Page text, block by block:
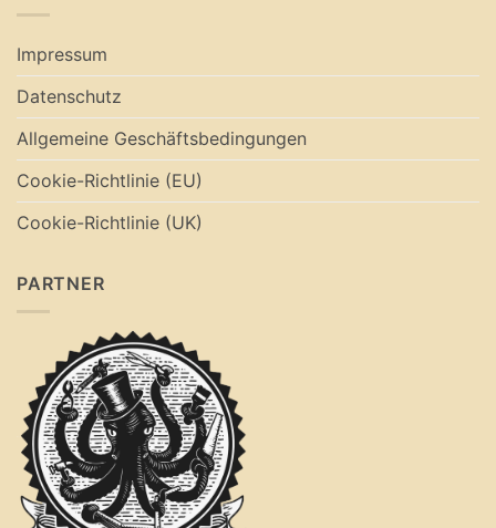
Impressum
Datenschutz
Allgemeine Geschäftsbedingungen
Cookie-Richtlinie (EU)
Cookie-Richtlinie (UK)
PARTNER